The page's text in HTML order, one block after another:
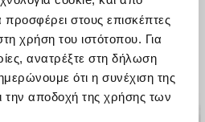
προσφέρει στους επισκέπτες
χρήση του ιστότοπου. Για
ανατρέξτε στη δήλωση
ότι η συνέχιση της
την αποδοχή της χρήσης των